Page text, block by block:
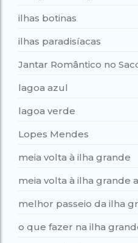
ilhas botinas
ilhas paradisíacas
Jantar Romântico no
lagoa azul
lagoa verde
Lopes Mendes
meia volta à ilha grande
meia volta à ilha grande
melhor passeio da ilha
o que fazer na ilha